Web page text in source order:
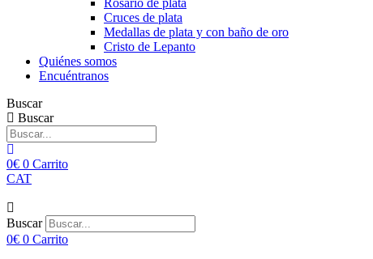
Rosario de plata
Cruces de plata
Medallas de plata y con baño de oro
Cristo de Lepanto
Quiénes somos
Encuéntranos
Buscar
Buscar
0€ 0 Carrito
CAT
Buscar
0€ 0 Carrito